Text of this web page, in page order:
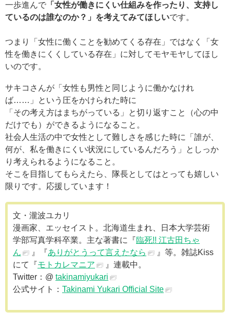
一歩進んで 「女性が働きにくい仕組みを作ったり、支持し
ているのは誰なのか？」を考えてみてほしいです。
つまり「女性に働くことを勧めてくる存在」ではなく「女
性を働きにくくしている存在」に対してモヤモヤしてほし
いのです。
サキコさんが「女性も男性と同じように働かなけれ
ば……」という圧をかけられた時に
「その考え方はまちがっている」と切り返すこと（心の中
だけでも）ができるようになること。
社会人生活の中で女性として難しさを感じた時に「誰が、
何が、私を働きにくい状況にしているんだろう」としっか
り考えられるようになること。
そこを目指してもらえたら、隊長としてはとっても嬉しい
限りです。応援しています！
文・瀧波ユカリ
漫画家、エッセイスト。北海道生まれ、日本大学芸術
学部写真学科卒業。主な著書に『臨死!! 江古田ちゃ
ん
』『ありがとうって言えたなら
』等。雑誌Kiss
にて『モトカレマニア
』連載中。
Twitter：@ takinamiyukari
公式サイト： Takinami Yukari Official Site